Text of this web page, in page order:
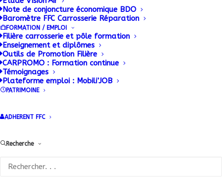
Note de conjoncture économique BDO
Baromètre FFC Carrosserie Réparation
FORMATION / EMPLOI
Filière carrosserie et pôle formation
Enseignement et diplômes
Outils de Promotion Filière
CARPROMO : Formation continue
Témoignages
Plateforme emploi : Mobili’JOB
PATRIMOINE
ADHERENT FFC
Recherche
Accueil FFC Constructeurs
Dernières publications FFC
Constructeurs